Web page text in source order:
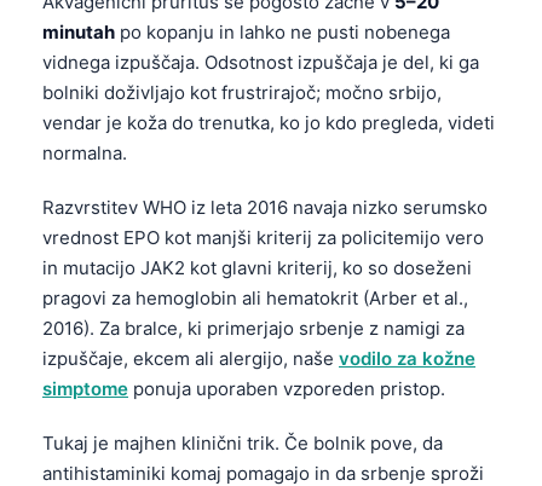
minutah po kopanju in lahko ne pusti nobenega
vidnega izpuščaja. Odsotnost izpuščaja je del, ki ga
bolniki doživljajo kot frustrirajoč; močno srbijo,
vendar je koža do trenutka, ko jo kdo pregleda, videti
normalna.
Razvrstitev WHO iz leta 2016 navaja nizko serumsko
vrednost EPO kot manjši kriterij za policitemijo vero
in mutacijo JAK2 kot glavni kriterij, ko so doseženi
pragovi za hemoglobin ali hematokrit (Arber et al.,
2016). Za bralce, ki primerjajo srbenje z namigi za
izpuščaje, ekcem ali alergijo, naše vodilo za kožne
simptome ponuja uporaben vzporeden pristop.
Tukaj je majhen klinični trik. Če bolnik pove, da
antihistaminiki komaj pomagajo in da srbenje sproži